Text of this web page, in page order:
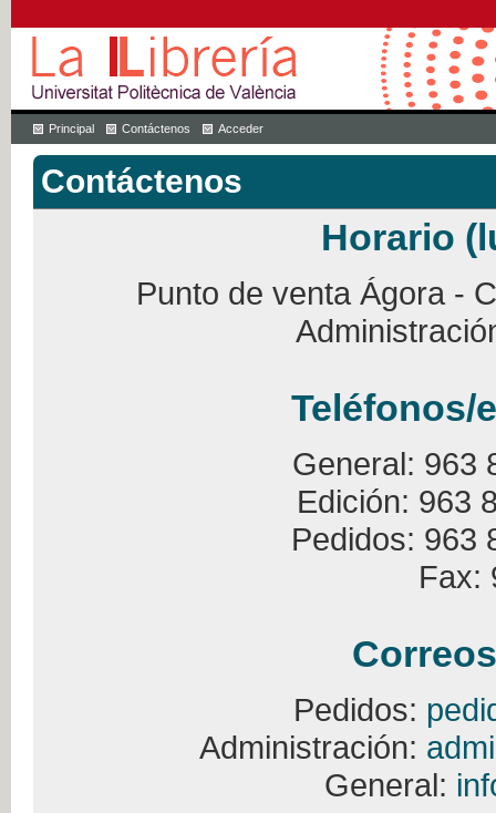
Principal Contáctenos Acceder
Contáctenos
Horario
Punto de venta Ágora -
Teléfonos/
General: 963
Edición: 963
Pedidos: 963
Fax:
Pedidos:
Administración:
General: